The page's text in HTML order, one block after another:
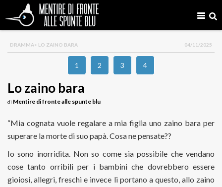
DRAMMA> LO ZAINO BARA 04/11/2025
1 2 3 4
Lo zaino bara
di Mentire di fronte alle spunte blu
“Mia cognata vuole regalare a mia figlia uno zaino bara per
superare la morte di suo papà. Cosa ne pensate??
Io sono inorridita. Non so come sia possibile che vendano
cose tanto orribili per i bambini che dovrebbero essere
gioiosi, allegri, freschi e invece li portano a questo, allo zaino